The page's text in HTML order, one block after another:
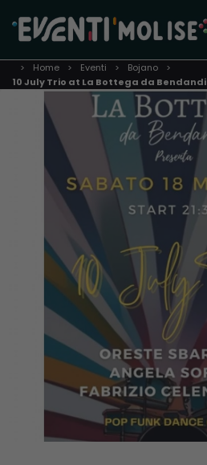
Home Eventi
Bojano
10 July Trio at La Bottega da Bendandi